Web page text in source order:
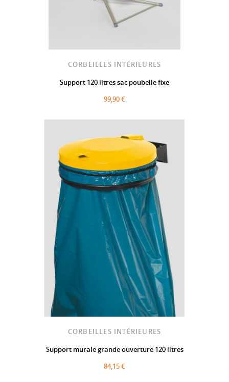
CORBEILLES INTÉRIEURES
Support 120 litres sac poubelle fixe
99,90 €
CORBEILLES INTÉRIEURES
Support murale grande ouverture 120 litres
84,15 €